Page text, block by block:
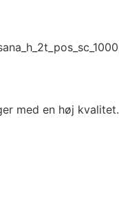
med en høj kvalitet.